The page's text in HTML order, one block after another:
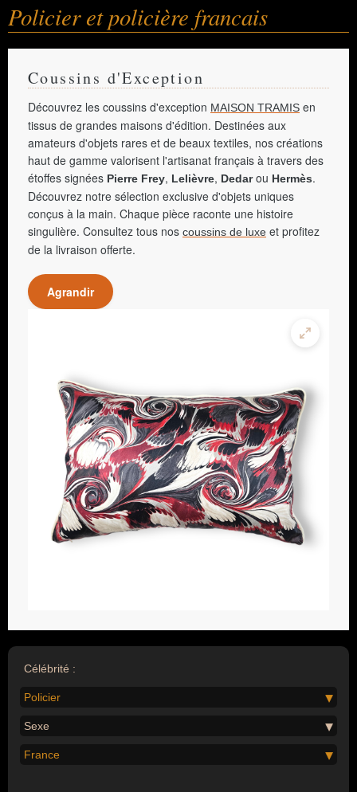
Policier et policière francais
Coussins d'Exception
Découvrez les coussins d'exception MAISON TRAMIS en
tissus de grandes maisons d'édition. Destinées aux
amateurs d'objets rares et de beaux textiles, nos créations
haut de gamme valorisent l'artisanat français à travers des
étoffes signées Pierre Frey, Lelièvre, Dedarou Hermès.
Découvrez notre sélection exclusive d'objets uniques
conçus à la main. Chaque pièce raconte une histoire
singulière. Consultez tous nos coussins de luxe et profitez
de la livraison offerte.
Agrandir
Célébrité :
Policier
Sexe
France